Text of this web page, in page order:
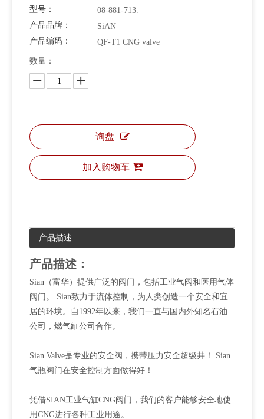
型号：
08-881-713.
产品品牌：
SiAN
产品编码：
QF-T1 CNG valve
数量：
询盘
加入购物车
产品描述
产品描述：
Sian（富华）提供广泛的阀门，包括工业气阀和医用气体
阀门。 Sian致力于流体控制，为人类创造一个安全和宜
居的环境。自1992年以来，我们一直与国内外知名石油
公司，燃气缸公司合作。
Sian Valve是专业的安全阀，携带压力安全超级井！ Sian
气瓶阀门在安全控制方面做得好！
凭借SIAN工业气缸CNG阀门，我们的客户能够安全地使
用CNG进行各种工业用途。